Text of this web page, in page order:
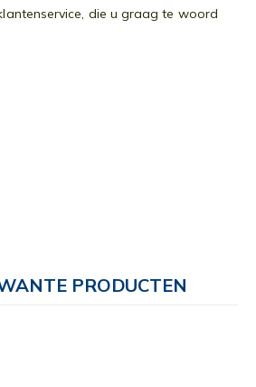
die u graag te woord
PRODUCTEN